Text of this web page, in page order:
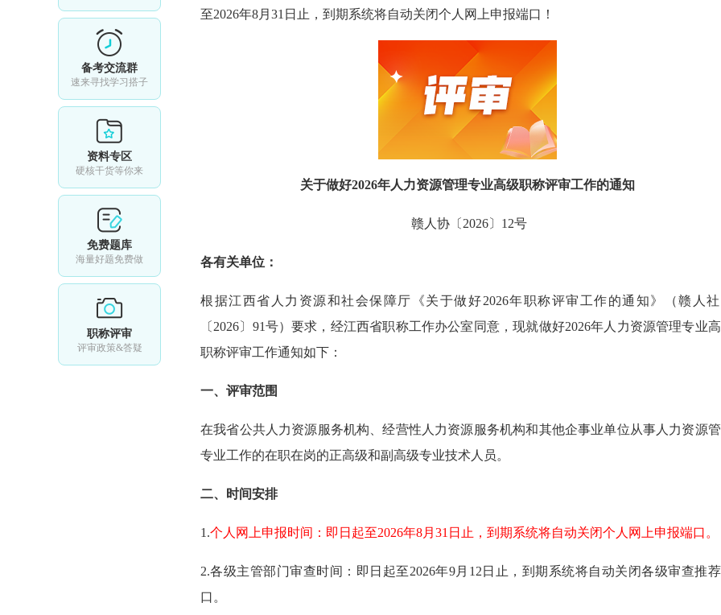
备考交流群
速来寻找学习搭子
资料专区
硬核干货等你来
免费题库
海量好题免费做
职称评审
评审政策&答疑
至2026年8月31日止，到期系统将自动关闭个人网上申报端口！
关于做好2026年人力资源管理专业高级职称评审工作的通知
赣人协〔2026〕12号
各有关单位：
根据江西省人力资源和社会保障厅《关于做好2026年职称评审工作的通知》（赣人
〔2026〕91号）要求，经江西省职称工作办公室同意，现就做好2026年人力资源管理专业
职称评审工作通知如下：
一、评审范围
在我省公共人力资源服务机构、经营性人力资源服务机构和其他企事业单位从事人力资源
专业工作的在职在岗的正高级和副高级专业技术人员。
二、时间安排
1.个人网上申报时间：即日起至2026年8月31日止，到期系统将自动关闭个人网上申报端口。
2.各级主管部门审查时间：即日起至2026年9月12日止，到期系统将自动关闭各级审查推
口。